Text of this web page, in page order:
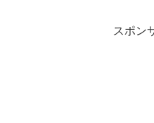
スポン